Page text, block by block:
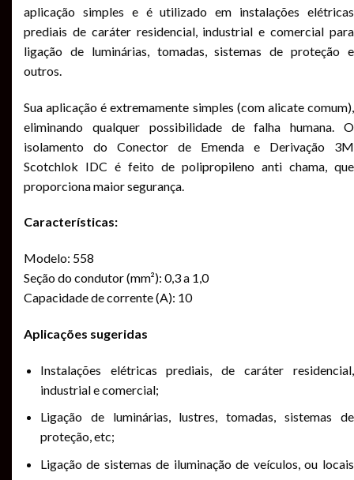
aplicação simples e é utilizado em instalações elétricas
prediais de caráter residencial, industrial e comercial para
ligação de luminárias, tomadas, sistemas de proteção e
outros.
Sua aplicação é extremamente simples (com alicate comum),
eliminando qualquer possibilidade de falha humana. O
isolamento do Conector de Emenda e Derivação 3M
Scotchlok IDC é feito de polipropileno anti chama, que
proporciona maior segurança.
Características:
Modelo: 558
Seção do condutor (mm²): 0,3 a 1,0
Capacidade de corrente (A): 10
Aplicações sugeridas
Instalações elétricas prediais, de caráter residencial,
industrial e comercial;
Ligação de luminárias, lustres, tomadas, sistemas de
proteção, etc;
Ligação de sistemas de iluminação de veículos, ou locais